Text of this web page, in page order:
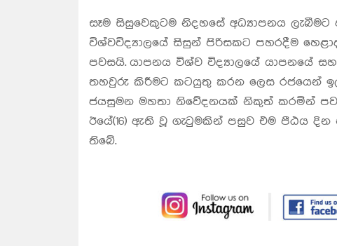
සෑම සිසුවෙකුටම නිදහසේ අධ්‍යාපනය
විශ්වවිද්‍යාලයේ සිසුන් පිරිසකට පහරදීම
පවසයි. යාපනය විශ්ව විද්‍යාලයේ යාපනයේ
තහවුරු කිරීමට කටයුතු කරන ලෙස රජයෙන්
ජයසුමන මහතා නිවේදනයක් නිකුත් කරමින්
ඊයේ(16) ඇති වූ ගැටුමකින් පසුව එම පීඨය
තිබේ.